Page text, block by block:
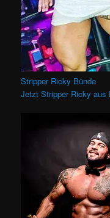
Stripper Ricky Bünde
Jetzt Stripper Ricky aus